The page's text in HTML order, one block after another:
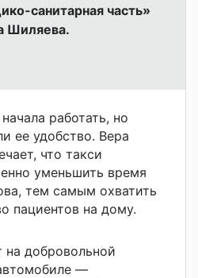
санитарная часть»
Шиляева.
работать, но
ее удобство. Вера
что такси
уменьшить время
тем самым охватить
пациентов на дому.
на добровольной
—